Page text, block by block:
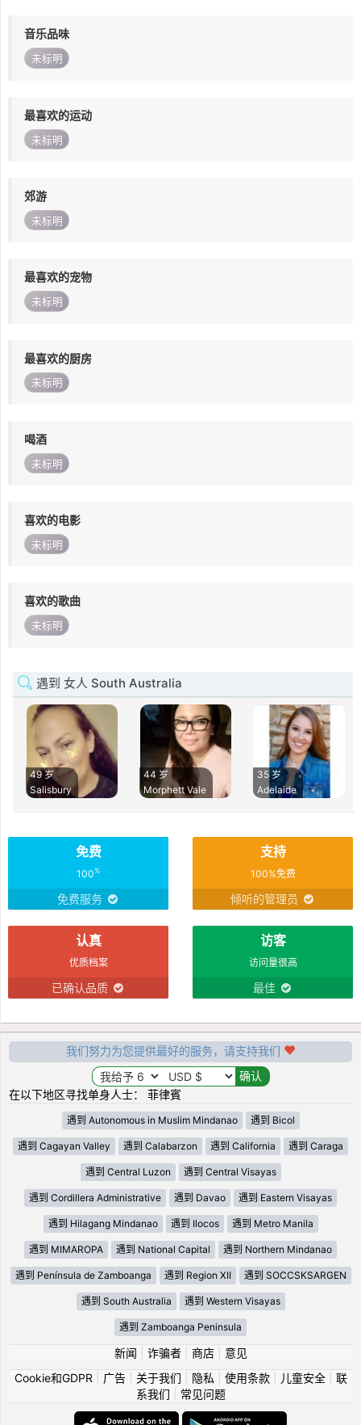
音乐品味
未标明
最喜欢的运动
未标明
郊游
未标明
最喜欢的宠物
未标明
最喜欢的厨房
未标明
喝酒
未标明
喜欢的电影
未标明
喜欢的歌曲
未标明
遇到 女人 South Australia
49 岁
Salisbury
44 岁
Morphett Vale
35 岁
Adelaide
免费
100%
免费服务
支持
100%免费
倾听的管理员
认真
优质档案
已确认品质
访客
访问量很高
最佳
我们努力为您提供最好的服务，请支持我们
在以下地区寻找单身人士： 菲律賓
遇到 Autonomous in Muslim Mindanao 遇到 Bicol
遇到 Cagayan Valley 遇到 Calabarzon 遇到 California 遇到 Caraga
遇到 Central Luzon 遇到 Central Visayas
遇到 Cordillera Administrative 遇到 Davao 遇到 Eastern Visayas
遇到 Hilagang Mindanao 遇到 Ilocos 遇到 Metro Manila
遇到 MIMAROPA 遇到 National Capital 遇到 Northern Mindanao
遇到 Península de Zamboanga 遇到 Region XII 遇到 SOCCSKSARGEN
遇到 South Australia 遇到 Western Visayas
遇到 Zamboanga Peninsula
新闻 诈骗者| 商店| 意见
Cookie和GDPR
广告| 关于我们 隐私 使用条款| 儿童安全| 联
系我们
常见问题